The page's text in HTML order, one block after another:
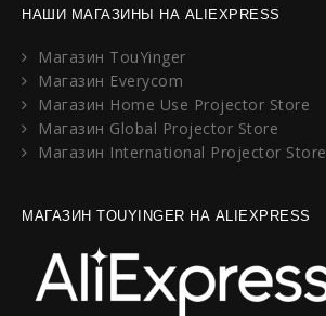
НАШИ МАГАЗИНЫ НА ALIEXPRESS
Магазин TouYinger
Магазин Everycom
Магазин Home Use Projector Store
Магазин Global Projector Store
Магазин International Projector Store
МАГАЗИН TOUYINGER НА ALIEXPRESS